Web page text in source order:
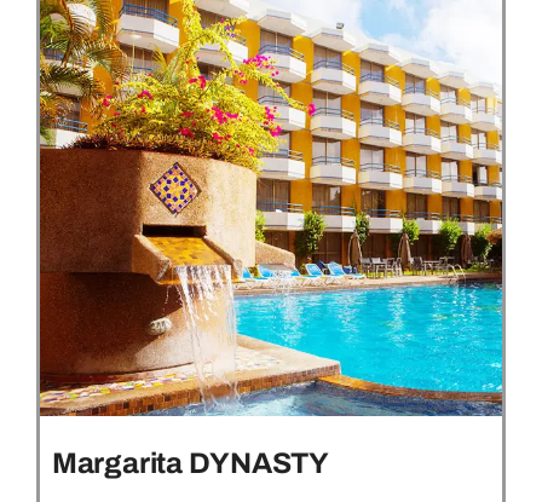
Margarita DYNASTY